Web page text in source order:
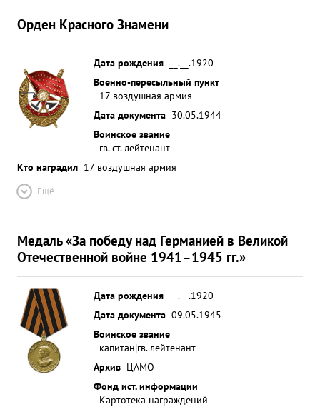
Орден Красного Знамени
Дата рождения
__.__.1920
Военно-пересыльный пункт
17 воздушная армия
Дата документа 30.05.1944
Воинское звание
гв. ст. лейтенант
Кто наградил 17 воздушная армия
Ещё
Медаль «За победу над Германией в Великой
Отечественной войне 1941–1945 гг.»
Дата рождения
__.__.1920
Дата документа 09.05.1945
Воинское звание
капитан|гв. лейтенант
Архив ЦАМО
Фонд ист. информации
Картотека награждений